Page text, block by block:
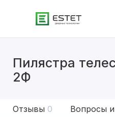
Пилястра
2Ф
Отзывы 0 Вопросы